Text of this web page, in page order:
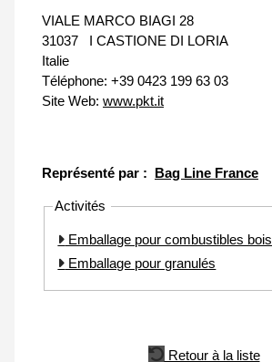
VIALE MARCO BIAGI 28
31037
I CASTIONE DI LORIA
Italie
Téléphone: +39 0423 199 63 03
Site Web: www.pkt.it
Représenté par : Bag Line France
Activités
Emballage pour combustibles bois
Emballage pour granulés
Retour à la liste